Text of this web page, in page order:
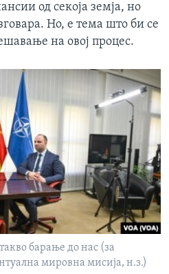
од секоја земја, но
Но, е тема што би се
на овој процес.
барање до нас (за
мировна мисија, н.з.)